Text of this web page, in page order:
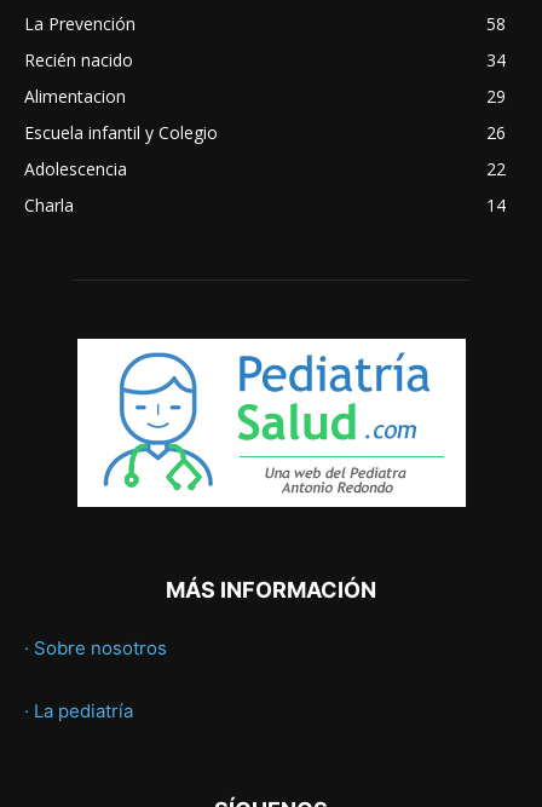
La Prevención
58
Recién nacido
34
Alimentacion
29
Escuela infantil y Colegio
26
Adolescencia
22
Charla
14
MÁS INFORMACIÓN
· Sobre nosotros
· La pediatría